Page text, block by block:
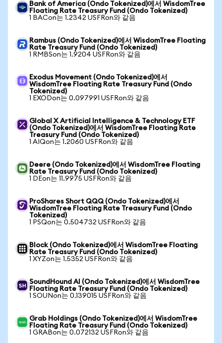
Bank of America (Ondo Tokenized)에서 WisdomTree
Floating Rate Treasury Fund (Ondo Tokenized)
1 BACon는 1.2342 USFRon와 같음
Rambus (Ondo Tokenized)에서 WisdomTree Floating
Rate Treasury Fund (Ondo Tokenized)
1 RMBSon는 1.9204 USFRon와 같음
Exodus Movement (Ondo Tokenized)에서
WisdomTree Floating Rate Treasury Fund (Ondo
Tokenized)
1 EXODon는 0.097991 USFRon와 같음
Global X Artificial Intelligence & Technology ETF
(Ondo Tokenized)에서 WisdomTree Floating Rate
Treasury Fund (Ondo Tokenized)
1 AIQon는 1.2060 USFRon와 같음
Deere (Ondo Tokenized)에서 WisdomTree Floating
Rate Treasury Fund (Ondo Tokenized)
1 DEon는 11.9975 USFRon와 같음
ProShares Short QQQ (Ondo Tokenized)에서
WisdomTree Floating Rate Treasury Fund (Ondo
Tokenized)
1 PSQon는 0.504732 USFRon와 같음
Block (Ondo Tokenized)에서 WisdomTree Floating
Rate Treasury Fund (Ondo Tokenized)
1 XYZon는 1.5352 USFRon와 같음
SoundHound AI (Ondo Tokenized)에서 WisdomTree
Floating Rate Treasury Fund (Ondo Tokenized)
1 SOUNon는 0.139015 USFRon와 같음
Grab Holdings (Ondo Tokenized)에서 WisdomTree
Floating Rate Treasury Fund (Ondo Tokenized)
1 GRABon는 0.072132 USFRon와 같음